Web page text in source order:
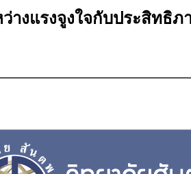
างแรงจูงใจกับประสิทธิ